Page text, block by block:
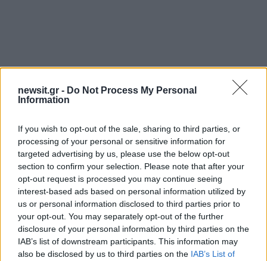
newsit.gr - Do Not Process My Personal
Information
If you wish to opt-out of the sale, sharing to third parties, or
processing of your personal or sensitive information for
targeted advertising by us, please use the below opt-out
section to confirm your selection. Please note that after your
opt-out request is processed you may continue seeing
interest-based ads based on personal information utilized by
us or personal information disclosed to third parties prior to
your opt-out. You may separately opt-out of the further
disclosure of your personal information by third parties on the
IAB’s list of downstream participants. This information may
also be disclosed by us to third parties on the IAB’s List of
Τηλέφωνο: 210 8960510
Matsuhisa Paros
Avant Mar Hotel
Νάουσα Πάρου